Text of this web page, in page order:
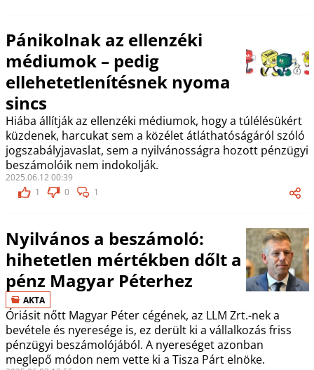
Pánikolnak az ellenzéki
médiumok – pedig
ellehetetlenítésnek nyoma
sincs
Hiába állítják az ellenzéki médiumok, hogy a túlélésükért
küzdenek, harcukat sem a közélet átláthatóságáról szóló
jogszabályjavaslat, sem a nyilvánosságra hozott pénzügyi
beszámolóik nem indokolják.
2025.06.12 00:39
1
0 1
Nyilvános a beszámoló:
hihetetlen mértékben dőlt a
pénz Magyar Péterhez
AKTA
Óriásit nőtt Magyar Péter cégének, az LLM Zrt.-nek a
bevétele és nyeresége is, ez derült ki a vállalkozás friss
pénzügyi beszámolójából. A nyereséget azonban
meglepő módon nem vette ki a Tisza Párt elnöke.